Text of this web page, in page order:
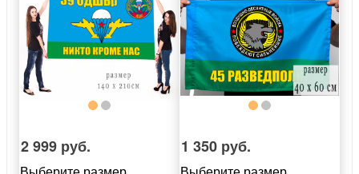
2 999 руб. 1 350 руб.